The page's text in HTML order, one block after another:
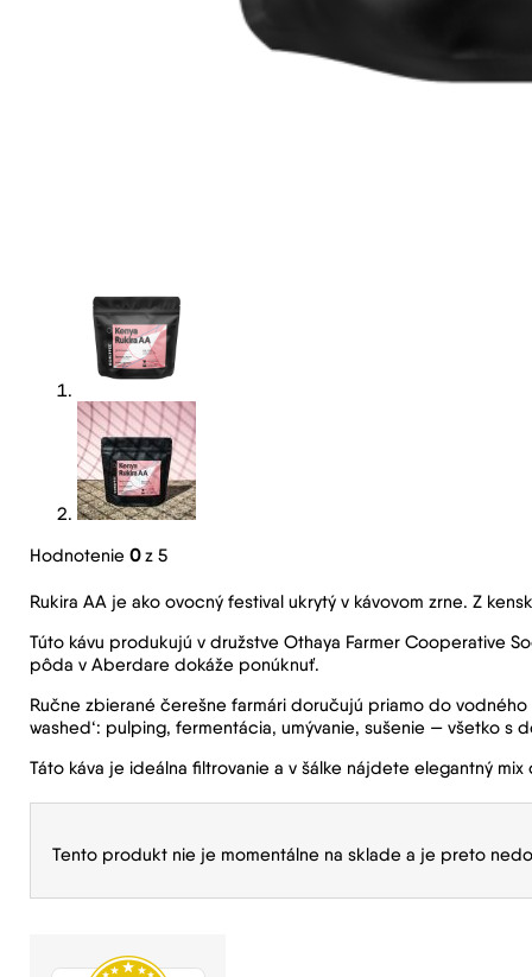
Hodnotenie0z 5
Rukira AA je ako ovocný festival ukrytý v kávovom zrne. Z
Túto kávu produkujú v družstve Othaya Farmer Cooperative
pôda v Aberdare dokáže ponúknuť.
Ručne zbierané čerešne farmári doručujú priamo do
washed‘: pulping, fermentácia, umývanie, sušenie — všetko s
Táto káva je ideálna filtrovanie a v šálke nájdete elegantný
Tento produkt nie je momentálne na sklade a je preto